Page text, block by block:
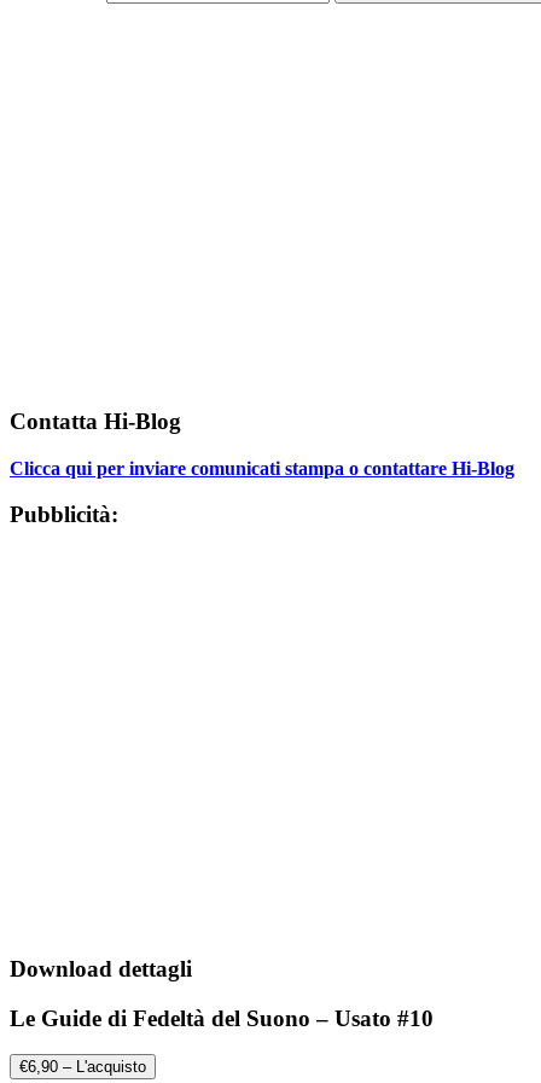
Contatta Hi-Blog
Clicca qui per inviare comunicati stampa o contattare Hi-Blog
Pubblicità:
Download dettagli
Le Guide di Fedeltà del Suono – Usato #10
€6,90 – L'acquisto